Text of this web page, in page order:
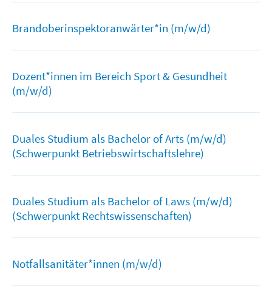
Brandoberinspektoranwärter*in (m/w/d)
Dozent*innen im Bereich Sport & Gesundheit
(m/w/d)
Duales Studium als Bachelor of Arts (m/w/d)
(Schwerpunkt Betriebswirtschaftslehre)
Duales Studium als Bachelor of Laws (m/w/d)
(Schwerpunkt Rechtswissenschaften)
Notfallsanitäter*innen (m/w/d)